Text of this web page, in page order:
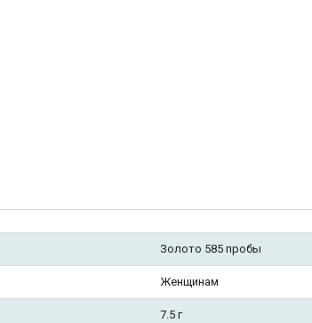
Золото 585 пробы
Женщинам
7.5 г